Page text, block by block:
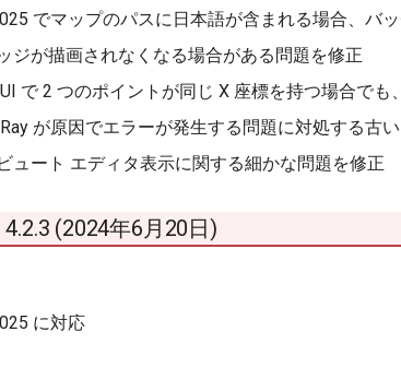
でマップのパスに日本語が含まれる場合、バ
ジが描画されなくなる場合がある問題を修正
で 2 つのポイントが同じ X 座標を持つ場合で
が原因でエラーが発生する問題に対処する古
ュート エディタ表示に関する細かな問題を修正
(2024年6月20日)
に対応